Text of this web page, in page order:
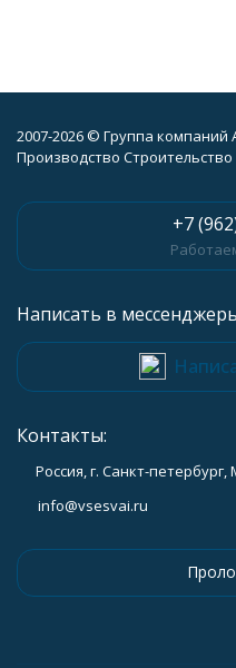
2007-2026 © Группа
Производство Строительство
+7
Написать в
Контакты:
Россия, г. Санкт-
info@vsesvai.ru